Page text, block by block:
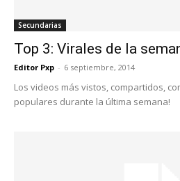
Secundarias
Top 3: Virales de la
Editor Pxp - 6 septiembre, 2014
Los videos más vistos, compartidos,
populares durante la última semana!